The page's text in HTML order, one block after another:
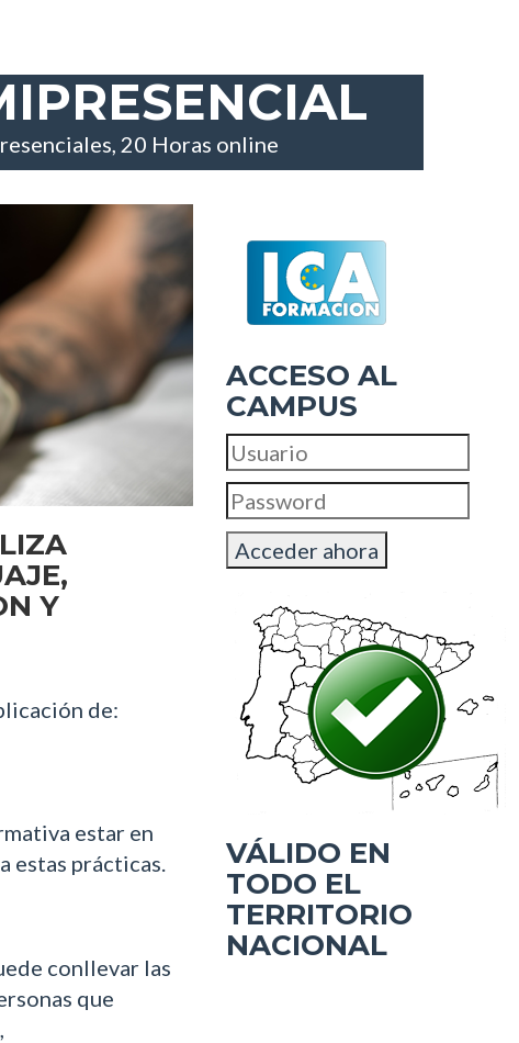
20 Horas online
Y
de:
estar en
estas prácticas.
conllevar las
que
ACCESO AL
CAMPUS
VÁLIDO EN
TODO EL
TERRITORIO
NACIONAL